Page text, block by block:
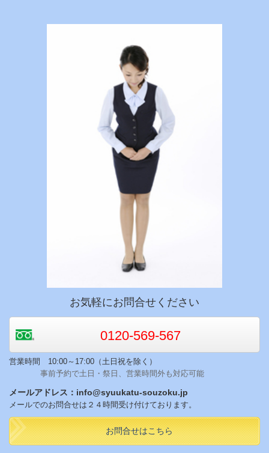
お気軽にお問合せください
0120-569-567
営業時間 10:00～17:00（土日祝を除く）
事前予約で土日・祭日、営業時間外も対応可能
メールアドレス：info@syuukatu-souzoku.jp
メールでのお問合せは２４時間受け付けております。
お問合せはこちら